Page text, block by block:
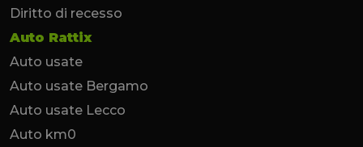
Diritto di recesso
Auto Rattix
Auto usate
Auto usate Bergamo
Auto usate Lecco
Auto km0